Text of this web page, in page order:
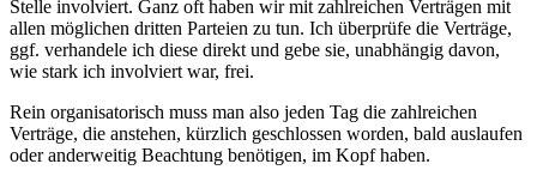
Stelle involviert. Ganz oft haben wir mit zahlreichen Verträgen mit
allen möglichen dritten Parteien zu tun. Ich überprüfe die Verträge,
ggf. verhandele ich diese direkt und gebe sie, unabhängig davon,
wie stark ich involviert war, frei.
Rein organisatorisch muss man also jeden Tag die zahlreichen
Verträge, die anstehen, kürzlich geschlossen worden, bald auslaufen
oder anderweitig Beachtung benötigen, im Kopf haben.